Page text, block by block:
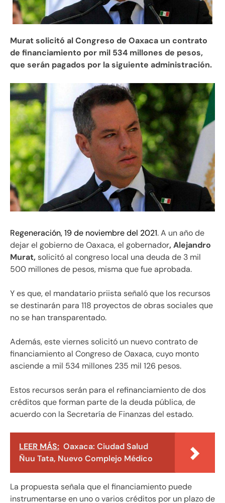
Murat solicitó al Congreso de Oaxaca un contrato
de financiamiento por mil 534 millones de pesos,
que serán pagados por la siguiente administración.
Regeneración, 19 de noviembre del 2021. A un año de
dejar el gobierno de Oaxaca, el gobernador, Alejandro
Murat, solicitó al congreso local una deuda de 3 mil
500 millones de pesos, misma que fue aprobada.
Y es que, el mandatario priista señaló que los recursos
se destinarán para 118 proyectos de obras sociales que
no se han transparentado.
Además, este viernes solicitó un nuevo contrato de
financiamiento al Congreso de Oaxaca, cuyo monto
asciende a mil 534 millones 235 mil 126 pesos.
Estos recursos serán para el refinanciamiento de dos
créditos que forman parte de la deuda pública, de
acuerdo con la Secretaría de Finanzas del estado.
LEER MÁS: Oaxaca: Ciudad Salud
Ñuu Tata, Nuevo Complejo Médico
La propuesta señala que el financiamiento puede
instrumentarse en uno o varios créditos por un plazo de